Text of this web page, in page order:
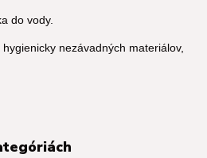
do vody.
nezávadných materiálov,